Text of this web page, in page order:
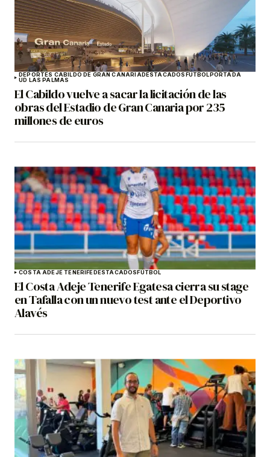
DEPORTES CABILDO DE GRAN CANARIADESTACADOS FÚTBOL PORTADA
UD LAS PALMAS
El Cabildo vuelve a sacar la licitación de las
obras del Estadio de Gran Canaria por 235
millones de euros
COSTA ADEJE TENERIFE DESTACADOS FÚTBOL
El Costa Adeje Tenerife Egatesa cierra su stage
en Tafalla con un nuevo test ante el Deportivo
Alavés